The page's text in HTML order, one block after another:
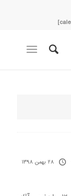
۲۸ بهمن ۱۳۹۸